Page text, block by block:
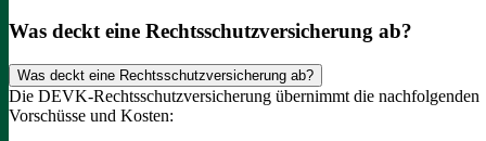
Was deckt eine Rechtsschutzversicherung ab?
Was deckt eine Rechtsschutzversicherung ab?
Die DEVK-Rechtsschutzversicherung übernimmt die nachfolgenden
Vorschüsse und Kosten: